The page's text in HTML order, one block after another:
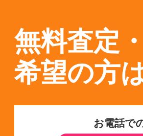
無料査定
希望の方
お電話で